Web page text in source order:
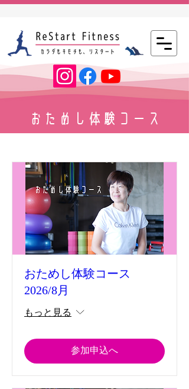
おためし体験コース
おためし体験コース
2026/8月
もっと見る
参加申込へ